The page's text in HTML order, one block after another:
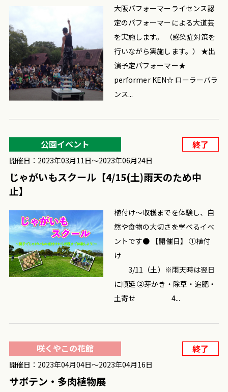
大阪パフォーマーライセンス認
定のパフォーマーによる大道芸
を実施します。 （感染症対策を
行いながら実施します。） ★出
演予定パフォーマー★
performer KEN☆ ローラーバラ
ンス...
植付け～収穫までを体験し、自
然や食物の大切さを学べるイベ
ントです● 【開催日】 ①植付
け
3/11（土）※雨天時は翌日
に順延 ②芽かき・除草・追肥・
土寄せ 4...
公園イベント 終了
開催日：2023年03月11日〜2023年06月24日
じゃがいもスクール【4/15(土)雨天のため中
止】
咲くやこの花館 終了
開催日：2023年04月04日〜2023年04月16日
サボテン・多肉植物展